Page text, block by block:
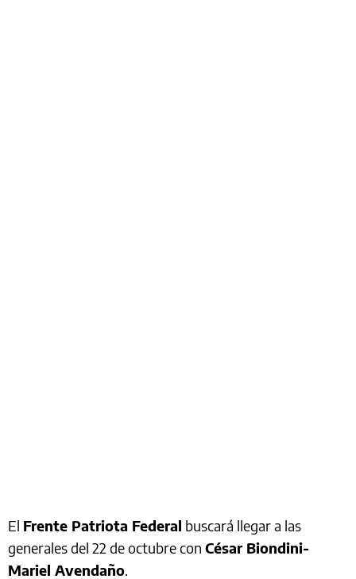
El Frente Patriota Federal buscará llegar a las
generales del 22 de octubre con César Biondini-
Mariel Avendaño.